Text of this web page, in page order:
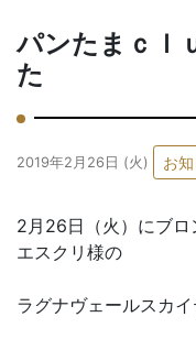
パンたまｃｌ
た
2019年2月26日 (火) お
2月26日（火）にブ
エスクリ様の
ラグナヴェールスカ